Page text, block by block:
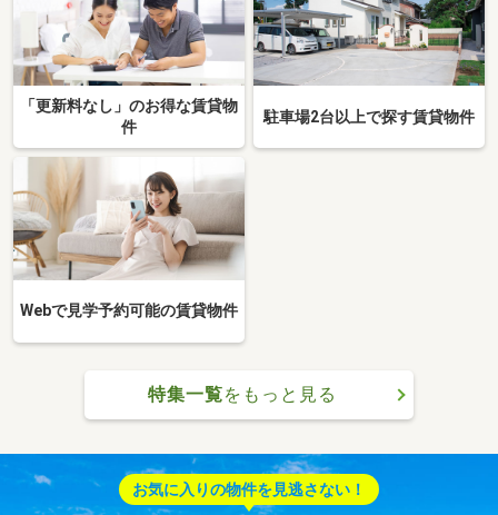
「更新料なし」のお得な賃貸物
件
駐車場2台以上で探す賃貸物件
Webで見学予約可能の賃貸物件
特集一覧をもっと見る
お気に入りの物件を見逃さない！